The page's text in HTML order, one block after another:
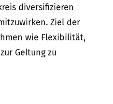
diversifizieren
Ziel der
wie Flexibilität,
Geltung zu